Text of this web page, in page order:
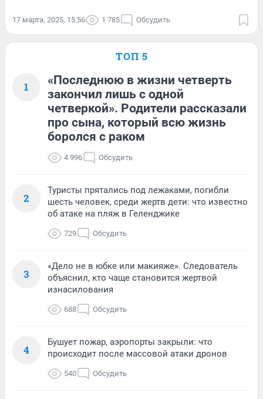
17 марта, 2025, 15:56 1 785 Обсудить
ТОП 5
1
«Последнюю в жизни четверть
закончил лишь с одной
четверкой». Родители рассказали
про сына, который всю жизнь
боролся с раком
4 996 Обсудить
2
Туристы прятались под лежаками, погибли
шесть человек, среди жертв дети: что известно
об атаке на пляж в Геленджике
729 Обсудить
3
«Дело не в юбке или макияже». Следователь
объяснил, кто чаще становится жертвой
изнасилования
688 Обсудить
4
Бушует пожар, аэропорты закрыли: что
происходит после массовой атаки дронов
540 Обсудить